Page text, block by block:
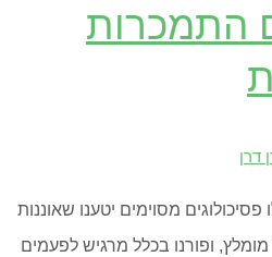
התמכרות
דרן
מסוימים יטענו שאוננות
ופורנו בכלל מרגיש לפעמים